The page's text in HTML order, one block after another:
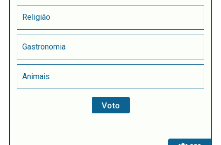
Religião
Gastronomia
Animais